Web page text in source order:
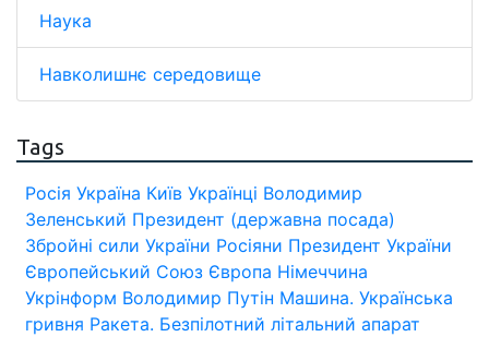
Наука
Навколишнє середовище
Tags
Росія Україна Київ Українці Володимир
Зеленський Президент (державна посада)
Збройні сили України Росіяни Президент України
Європейський Союз Європа Німеччина
Укрінформ Володимир Путін Машина. Українська
гривня Ракета. Безпілотний літальний апарат